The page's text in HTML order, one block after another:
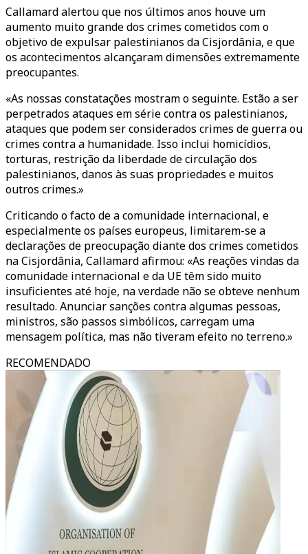
Callamard alertou que nos últimos anos houve um
aumento muito grande dos crimes cometidos com o
objetivo de expulsar palestinianos da Cisjordânia, e que
os acontecimentos alcançaram dimensões extremamente
preocupantes.
«As nossas constatações mostram o seguinte. Estão a ser
perpetrados ataques em série contra os palestinianos,
ataques que podem ser considerados crimes de guerra ou
crimes contra a humanidade. Isso inclui homicídios,
torturas, restrição da liberdade de circulação dos
palestinianos, danos às suas propriedades e muitos
outros crimes.»
Criticando o facto de a comunidade internacional, e
especialmente os países europeus, limitarem-se a
declarações de preocupação diante dos crimes cometidos
na Cisjordânia, Callamard afirmou: «As reações vindas da
comunidade internacional e da UE têm sido muito
insuficientes até hoje, na verdade não se obteve nenhum
resultado. Anunciar sanções contra algumas pessoas,
ministros, são passos simbólicos, carregam uma
mensagem política, mas não tiveram efeito no terreno.»
RECOMENDADO